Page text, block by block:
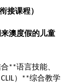
接课程）
澳度假的儿童
**语言技能、
CLIL） **综合教学